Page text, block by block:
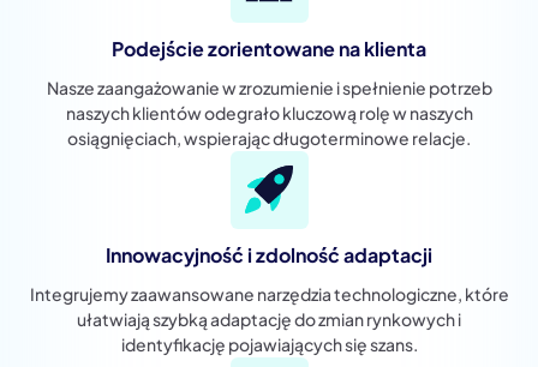
Podejście zorientowane na klienta
Nasze zaangażowanie w zrozumienie i spełnienie potrzeb
naszych klientów odegrało kluczową rolę w naszych
osiągnięciach, wspierając długoterminowe relacje.
Innowacyjność i zdolność adaptacji
Integrujemy zaawansowane narzędzia technologiczne, które
ułatwiają szybką adaptację do zmian rynkowych i
identyfikację pojawiających się szans.